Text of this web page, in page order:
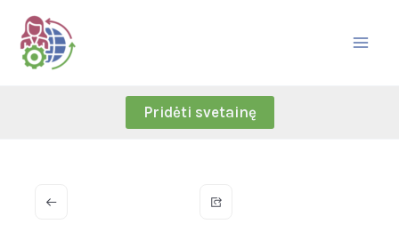
Skip
content
Pridėti svetainę